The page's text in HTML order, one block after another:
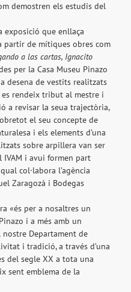
demostren els estudis del
exposició que enllaça
de mítiques obres com
a las cartas, Ignacito
per la Casa Museu Pinazo
desena de vestits realitzats
es rendeix tribut al mestre i
a revisar la seua trajectòria,
el seu concepte de
i els elements d’una
sobre arpillera van ser
IVAM i avui formen part
col·labora l’agència
Zaragozá i Bodegas
«és per a nosaltres un
i a més amb un
Departament de
i tradició, a través d’una
del segle XX a tota una
sent emblema de la